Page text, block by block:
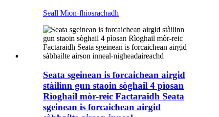
Seall Mion-fhiosrachadh
Seata sgeinean is forcaichean airgid
stàilinn gun staoin sòghail 4 pìosan
Rìoghail mòr-reic Factaraidh Seata
sgeinean is forcaichean airgid